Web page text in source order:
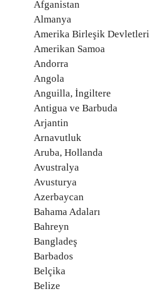
Afganistan
Almanya
Amerika Birleşik Devletleri
Amerikan Samoa
Andorra
Angola
Anguilla, İngiltere
Antigua ve Barbuda
Arjantin
Arnavutluk
Aruba, Hollanda
Avustralya
Avusturya
Azerbaycan
Bahama Adaları
Bahreyn
Bangladeş
Barbados
Belçika
Belize